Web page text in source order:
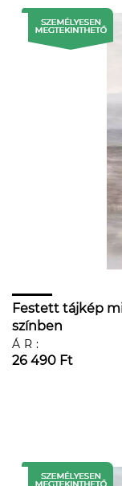
Festett tájkép
színben
ÁR:
26 490 Ft